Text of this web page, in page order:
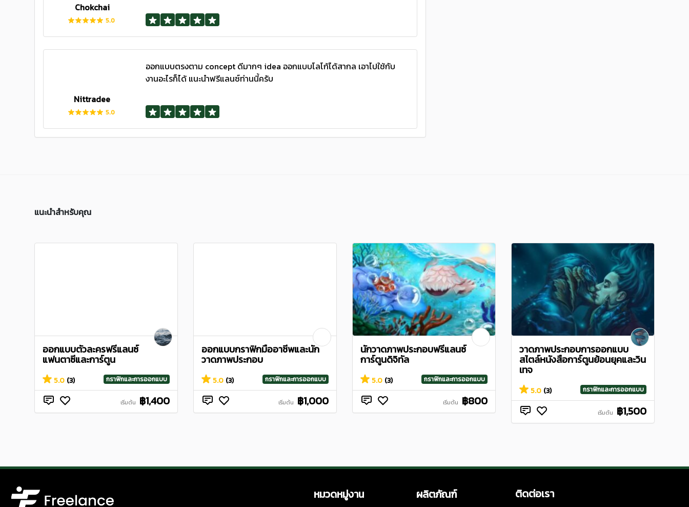
Chokchai
5.0
Nittradee
5.0
ออกแบบตรงตาม concept ดีมากๆ idea ออกแบบโลโก้ได้สากล เอาไปใช้กับ
งานอะไรก็ได้ แนะนำฟรีแลนซ์ท่านนี้ครับ
แนะนำสำหรับคุณ
ออกแบบตัวละครฟรีแลนซ์
แฟนตาซีและการ์ตูน
5.0 (3) กราฟิกและการออกแบบ
เริ่มต้น ฿1,400
ออกแบบกราฟิกมืออาชีพและนัก
วาดภาพประกอบ
5.0 (3) กราฟิกและการออกแบบ
เริ่มต้น ฿1,000
นักวาดภาพประกอบฟรีแลนซ์
การ์ตูนดิจิทัล
5.0 (3) กราฟิกและการออกแบบ
เริ่มต้น ฿800
วาดภาพประกอบการออกแบบ
สไตล์หนังสือการ์ตูนย้อนยุคและวิน
เทจ
5.0 (3) กราฟิกและการออกแบบ
เริ่มต้น ฿1,500
หมวดหมู่งาน ผลิตภัณฑ์ ติดต่อเรา